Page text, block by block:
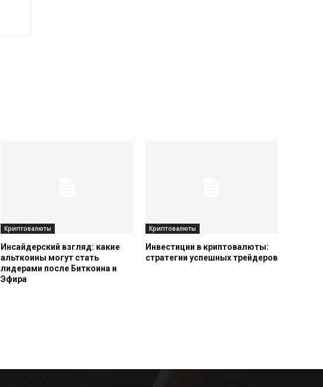
Криптовалюты
Инсайдерский взгляд: какие
альткоины могут стать
лидерами после Биткоина и
Эфира
Криптовалюты
Инвестиции в криптовалюты:
стратегии успешных трейдеров